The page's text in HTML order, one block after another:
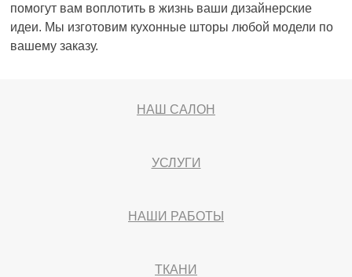
помогут вам воплотить в жизнь ваши дизайнерские
идеи. Мы изготовим кухонные шторы любой модели по
вашему заказу.
НАШ САЛОН
УСЛУГИ
НАШИ РАБОТЫ
ТКАНИ